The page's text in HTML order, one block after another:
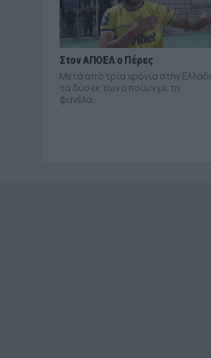
Στον ΑΠΟΕΛ ο Πέρες
Μετά από τρία χρόνια στην
τα δύο εκ των οποίων με τη
φανέλα...